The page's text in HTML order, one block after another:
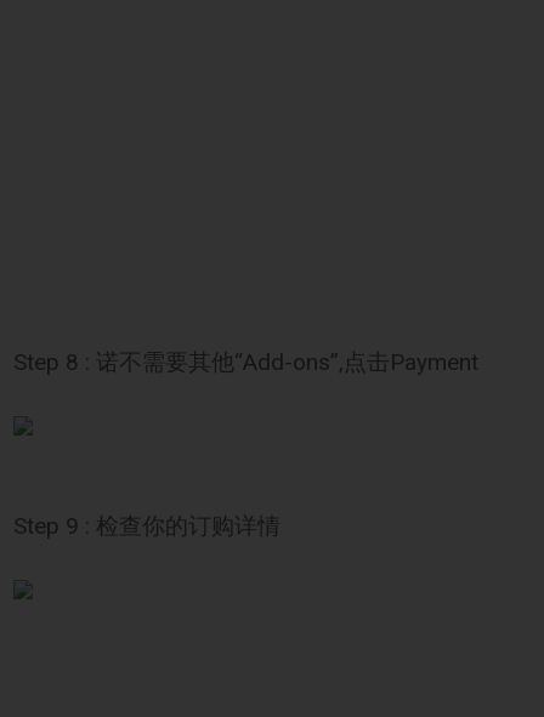
Step 8 : 诺不需要其他“Add-ons”,点击Payment
Step 9 : 检查你的订购详情